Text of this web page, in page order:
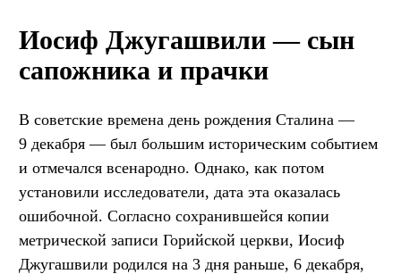
Иосиф Джугашвили — сын
сапожника и прачки
В советские времена день рождения Сталина —
9 декабря — был большим историческим событием
и отмечался всенародно. Однако, как потом
установили исследователи, дата эта оказалась
ошибочной. Согласно сохранившейся копии
метрической записи Горийской церкви, Иосиф
Джугашвили родился на 3 дня раньше, 6 декабря,